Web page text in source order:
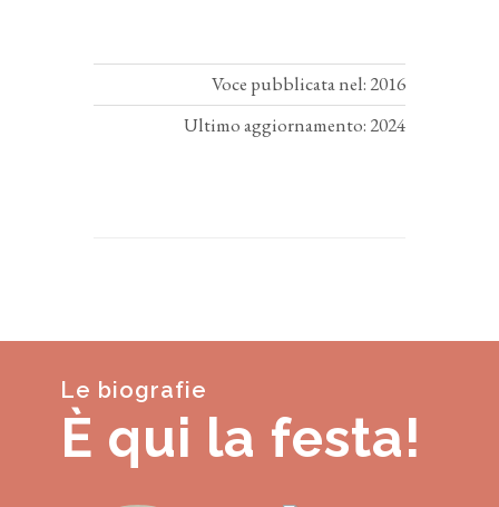
Voce pubblicata nel: 2016
Ultimo aggiornamento: 2024
Le biografie
È qui la festa!